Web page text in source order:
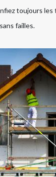
toujours
failles.